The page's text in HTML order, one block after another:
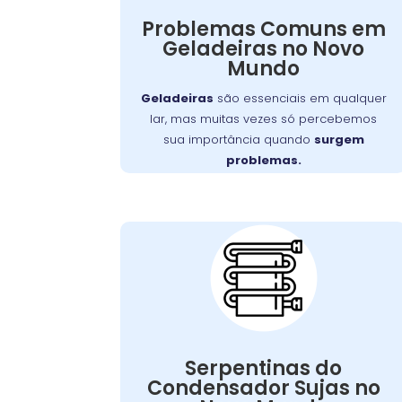
Problemas Comuns em
Geladeiras no Novo
Mundo
Geladeiras são essenciais em qualquer
lar, mas muitas vezes só percebemos
sua importância quando surgem
problemas.
significativo. Felizmente, a
Wandertec
oferece
serviços especializados de
conserto de geladeiras
para restaurar
o funcionamento ideal de seus
aparelhos.
Serpentinas do
Condensador Sujas no
Serpentinas do
Condensador
Sujas:
problema
pode ser resolvido com
uma
limpeza regular
, mas se